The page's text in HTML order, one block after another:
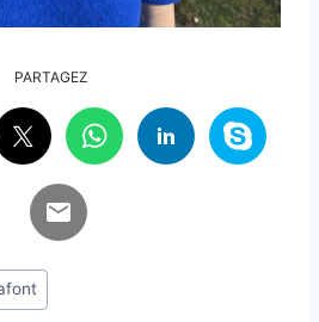
PARTAGEZ